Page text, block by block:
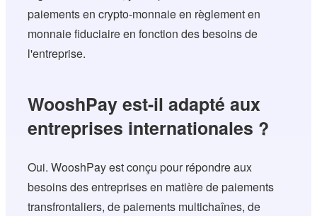
paiements en crypto-monnaie en règlement en
monnaie fiduciaire en fonction des besoins de
l'entreprise.
WooshPay est-il adapté aux
entreprises internationales ?
Oui. WooshPay est conçu pour répondre aux
besoins des entreprises en matière de paiements
transfrontaliers, de paiements multichaînes, de